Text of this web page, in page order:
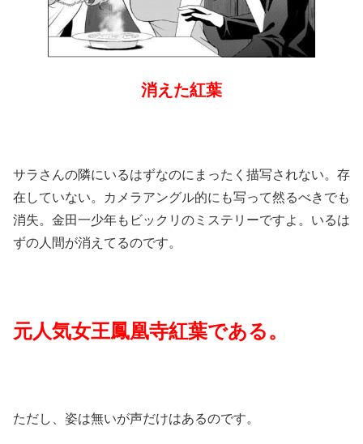
消えた紅葉
サラさんの隣にいるはずなのにまったく描写されない。存
在していない。カメラアングル的にも写って然るべきでも
消失。金田一少年もビックリのミステリーですよ。いるは
ずの人間が消えてるのです。
元人気女王鳳凰寺紅葉である。
ただし、姿は無いが声だけはあるのです。